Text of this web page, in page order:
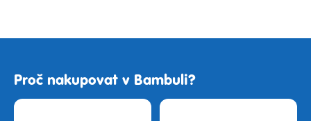
Proč nakupovat v Bambuli?